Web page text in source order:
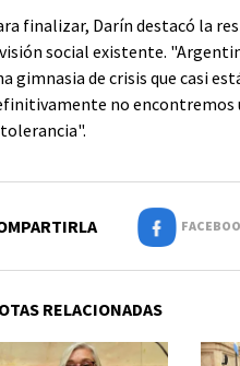
finalizar, Darín destacó la
social existente.
gimnasia de crisis que casi
no encontremos
RELACIONADAS